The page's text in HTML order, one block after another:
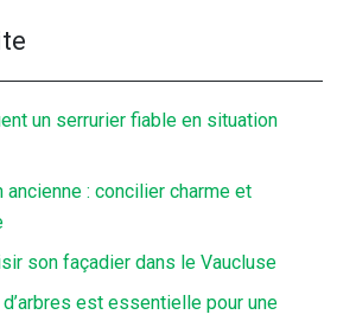
un serrurier fiable en situation
ancienne : concilier charme et
son façadier dans le Vaucluse
est essentielle pour une